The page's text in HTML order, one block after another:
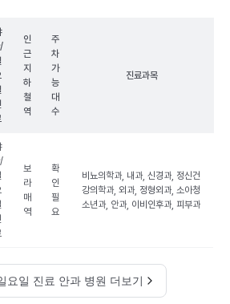
인
근
지
하
철
역
주
차
가
능
대
수
진료과목
보
라
매
역
확
인
필
요
비뇨의학과, 내과, 신경과, 정신건
강의학과, 외과, 정형외과, 소아청
소년과, 안과, 이비인후과, 피부과
요일 진료 안과 병원 더보기